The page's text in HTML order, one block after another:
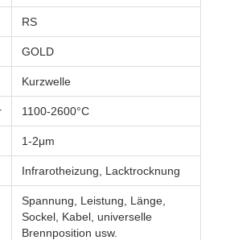
RS
GOLD
Kurzwelle
1100-2600°C
1-2μm
Infrarotheizung, Lacktrocknung
Spannung, Leistung, Länge,
Sockel, Kabel, universelle
Brennposition usw.